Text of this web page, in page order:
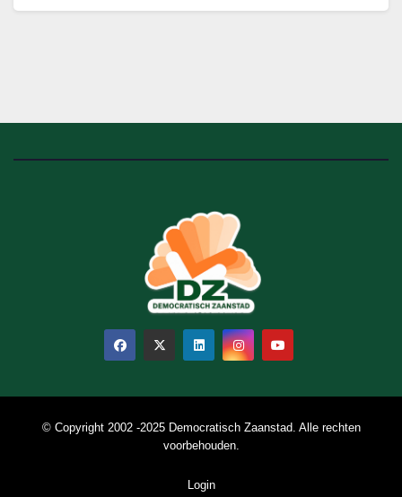
© Copyright 2002 -2025 Democratisch Zaanstad. Alle rechten
voorbehouden.
Login